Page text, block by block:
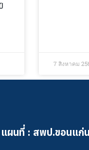
7 สิงหาคม
แผนที่ : สพป.ขอนแก่